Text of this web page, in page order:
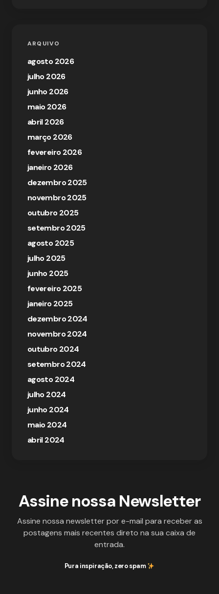
ARQUIVO
agosto 2026
julho 2026
junho 2026
maio 2026
abril 2026
março 2026
fevereiro 2026
janeiro 2026
dezembro 2025
novembro 2025
outubro 2025
setembro 2025
agosto 2025
julho 2025
junho 2025
fevereiro 2025
janeiro 2025
dezembro 2024
novembro 2024
outubro 2024
setembro 2024
agosto 2024
julho 2024
junho 2024
maio 2024
abril 2024
Assine nossa Newsletter
Assine nossa newsletter por e-mail para receber as
postagens mais recentes direto na sua caixa de
entrada.
Pura inspiração, zero spam